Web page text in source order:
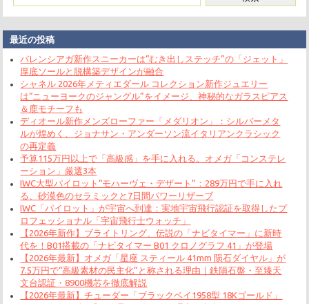
最近の投稿
バレンシアガ新作スニーカーは“むき出しステッチ”の「ジェット」
厚底ソールと脱構築デザインが融合
シャネル 2026年メティエダール コレクション新作ジュエリー
は“ニューヨークのジャングル”をイメージ、神秘的なガラスピアス
＆鹿モチーフも
ディオール新作メンズローファー「メダリオン」：シルバーメタ
ルが煌めく、ジョナサン・アンダーソン流イタリアンクラシック
の再定義
予算115万円以上で「高級感」を手に入れる。オメガ「コンステレ
ーション」厳選3本
IWC大型パイロット“モハーヴェ・デザート”：289万円で手に入れ
る、砂漠色のセラミックと7日間パワーリザーブ
IWC「パイロット」が宇宙へ到達：実地宇宙飛行認証を取得したプ
ロフェッショナル「宇宙飛行士ウォッチ」
【2026年新作】ブライトリング、伝説の「ナビタイマー」に新時
代を！B01搭載の「ナビタイマー B01 クロノグラフ 41」が登場
【2026年最新】オメガ「星座 スティール 41mm 陨石ダイヤル」が
7.5万円で“高級素材の民主化”と称される理由｜鉄隕石盤・至臻天
文台認証・8900機芯を徹底解説
【2026年最新】チューダー「ブラックベイ1958型 18Kゴールド」